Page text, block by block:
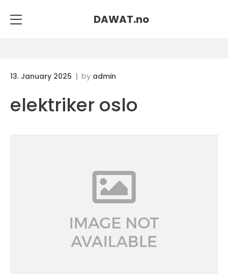
DAWAT.no
13. January 2025 by admin
elektriker oslo